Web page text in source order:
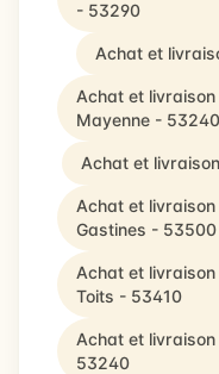
- 53290
Achat et
Achat et
Mayenne - 53240
Achat et
Achat et
Gastines - 53500
Achat et
Toits - 53410
Achat et
53240